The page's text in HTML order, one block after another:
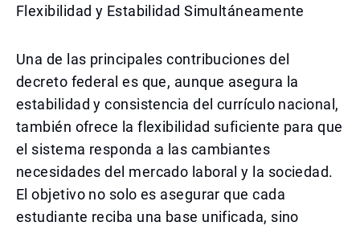
Flexibilidad y Estabilidad Simultáneamente
Una de las principales contribuciones del
decreto federal es que, aunque asegura la
estabilidad y consistencia del currículo nacional,
también ofrece la flexibilidad suficiente para que
el sistema responda a las cambiantes
necesidades del mercado laboral y la sociedad.
El objetivo no solo es asegurar que cada
estudiante reciba una base unificada, sino